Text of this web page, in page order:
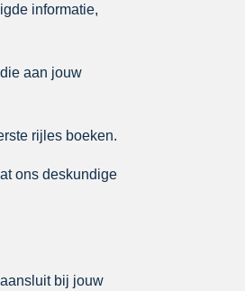
informatie,
aan jouw
rijles boeken.
ons deskundige
bij jouw